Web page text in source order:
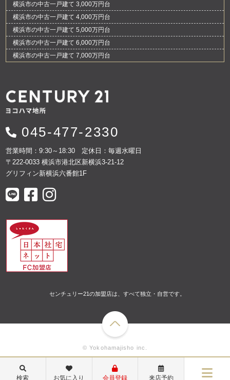
横浜市の中古一戸建て 3,000万円台
横浜市の中古一戸建て 4,000万円台
横浜市の中古一戸建て 5,000万円台
横浜市の中古一戸建て 6,000万円台
横浜市の中古一戸建て 7,000万円台
045-477-2330
営業時間：9:30～18:30 定休日：毎週水曜日
〒222-0033 横浜市港北区新横浜3-21-12
グリフィン新横浜六番館1F
センチュリー21の加盟店は、すべて独立・自営です。
© Yokohamajisho inc.
検索 お気に入り 会員登録 来店予約